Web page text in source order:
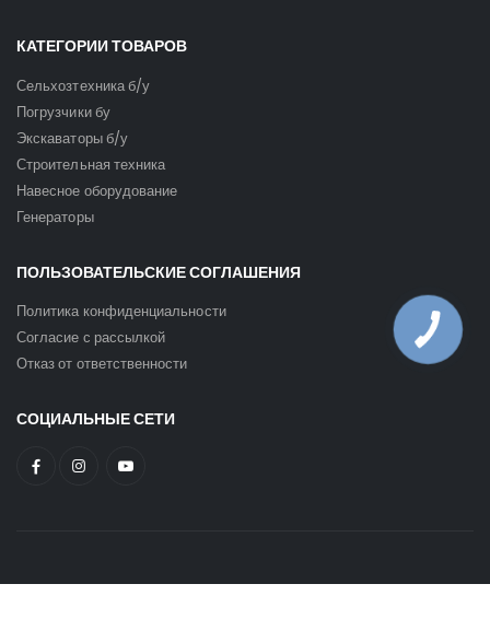
КАТЕГОРИИ ТОВАРОВ
Сельхозтехника б/у
Погрузчики бу
Экскаваторы б/у
Строительная техника
Навесное оборудование
Генераторы
ПОЛЬЗОВАТЕЛЬСКИЕ СОГЛАШЕНИЯ
Политика конфиденциальности
Согласие с рассылкой
Отказ от ответственности
СОЦИАЛЬНЫЕ СЕТИ